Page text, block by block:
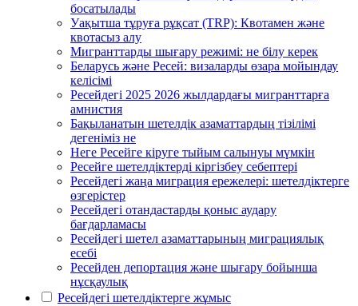
босатылады
Уақытша тұруға рұқсат (TRP): Квотамен және
квотасыз алу
Мигранттарды шығару режимі: не білу керек
Беларусь және Ресей: визаларды өзара мойындау
келісімі
Ресейдегі 2025 2026 жылдардағы мигранттарға
амнистия
Бақыланатын шетелдік азаматтардың тізілімі
дегеніміз не
Неге Ресейге кіруге тыйым салынуы мүмкін
Ресейге шетелдіктерді кіргізбеу себептері
Ресейдегі жаңа миграция ережелері: шетелдіктерге
өзгерістер
Ресейдегі отандастарды қоныс аудару
бағдарламасы
Ресейдегі шетел азаматтарының миграциялық
есебі
Ресейден депортация және шығару бойынша
нұсқаулық
Ресейдегі шетелдіктерге жұмыс